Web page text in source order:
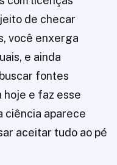
de checar
você enxerga
e ainda
fontes
hoje e faz esse
ciência aparece
aceitar tudo ao pé